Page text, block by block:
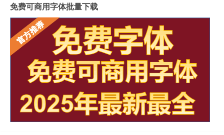
免费可商用字体批量下载